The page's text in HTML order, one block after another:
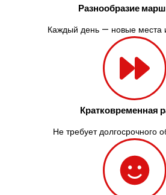
Разнообразие
Каждый день — новые места
Кратковременная
Не требует долгосрочного